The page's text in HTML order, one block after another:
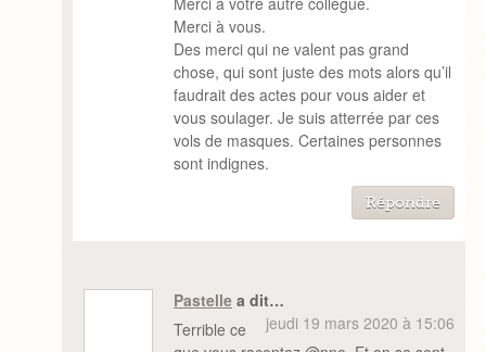
Merci à vous.
Des merci qui ne valent pas grand
chose, qui sont juste des mots alors qu’il
faudrait des actes pour vous aider et
vous soulager. Je suis atterrée par ces
vols de masques. Certaines personnes
sont indignes.
Répondre
Pastellea dit…
jeudi 19 mars 2020 à 15:06
Terrible ce